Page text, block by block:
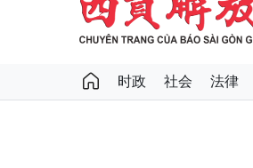
时政 社会 法律